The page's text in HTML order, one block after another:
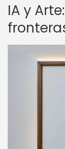
IA y